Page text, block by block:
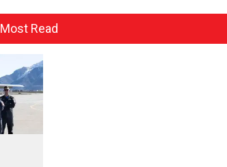
Most Read